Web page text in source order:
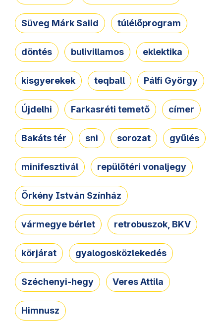
Süveg Márk Saiid túlélőprogram
döntés bulivillamos eklektika
kisgyerekek teqball Pálfi György
Újdelhi Farkasréti temető címer
Bakáts tér sni sorozat gyűlés
minifesztivál repülőtéri vonaljegy
Örkény István Színház
vármegye bérlet retrobuszok, BKV
körjárat gyalogosközlekedés
Széchenyi-hegy Veres Attila
Himnusz